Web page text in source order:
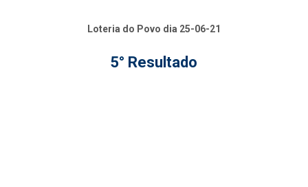
Loteria do Povo dia 25-06-21
5° Resultado